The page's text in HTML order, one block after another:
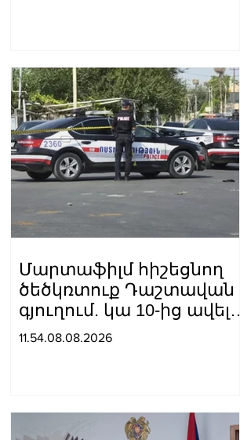
Մարտաֆիլմ հիշեցնող
ծեծկռտուք Դաշտավան
գյուղում. կա 10-ից ավելի
վիրավոր
11.54.08.08.2026